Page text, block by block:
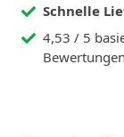
Schnelle
4,53 / 5
Bewertungen